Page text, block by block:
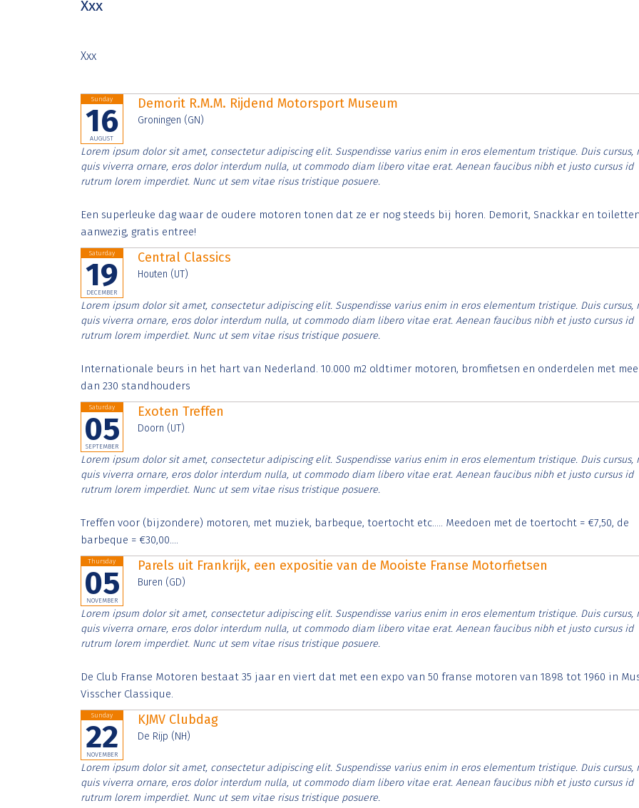
Xxx
Xxx
Sunday
16
AUGUST
Demorit R.M.M. Rijdend Motorsport Museum
Groningen (GN)
Lorem ipsum dolor sit amet, consectetur adipiscing elit. Suspendisse varius enim in eros elementum tristique. Duis cursus,
quis viverra ornare, eros dolor interdum nulla, ut commodo diam libero vitae erat. Aenean faucibus nibh et justo cursus id
rutrum lorem imperdiet. Nunc ut sem vitae risus tristique posuere.
Een superleuke dag waar de oudere motoren tonen dat ze er nog steeds bij horen. Demorit, Snackkar en
aanwezig, gratis entree!
Saturday
19
DECEMBER
Central Classics
Houten (UT)
Lorem ipsum dolor sit amet, consectetur adipiscing elit. Suspendisse varius enim in eros elementum tristique. Duis cursus,
quis viverra ornare, eros dolor interdum nulla, ut commodo diam libero vitae erat. Aenean faucibus nibh et justo cursus id
rutrum lorem imperdiet. Nunc ut sem vitae risus tristique posuere.
Internationale beurs in het hart van Nederland. 10.000 m2 oldtimer motoren, bromfietsen en onderdelen met
dan 230 standhouders
Saturday
05
SEPTEMBER
Exoten Treffen
Doorn (UT)
Lorem ipsum dolor sit amet, consectetur adipiscing elit. Suspendisse varius enim in eros elementum tristique. Duis cursus,
quis viverra ornare, eros dolor interdum nulla, ut commodo diam libero vitae erat. Aenean faucibus nibh et justo cursus id
rutrum lorem imperdiet. Nunc ut sem vitae risus tristique posuere.
Treffen voor (bijzondere) motoren, met muziek, barbeque, toertocht etc..... Meedoen met de toertocht = €7,50, de
barbeque = €30,00....
Thursday
05
NOVEMBER
Parels uit Frankrijk, een expositie van de Mooiste Franse Motorfietsen
Buren (GD)
Lorem ipsum dolor sit amet, consectetur adipiscing elit. Suspendisse varius enim in eros elementum tristique. Duis cursus,
quis viverra ornare, eros dolor interdum nulla, ut commodo diam libero vitae erat. Aenean faucibus nibh et justo cursus id
rutrum lorem imperdiet. Nunc ut sem vitae risus tristique posuere.
De Club Franse Motoren bestaat 35 jaar en viert dat met een expo van 50 franse motoren van 1898 tot 1960 in
Visscher Classique.
Sunday
22
NOVEMBER
KJMV Clubdag
De Rijp (NH)
Lorem ipsum dolor sit amet, consectetur adipiscing elit. Suspendisse varius enim in eros elementum tristique. Duis cursus,
quis viverra ornare, eros dolor interdum nulla, ut commodo diam libero vitae erat. Aenean faucibus nibh et justo cursus id
rutrum lorem imperdiet. Nunc ut sem vitae risus tristique posuere.